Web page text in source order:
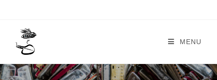
MENU